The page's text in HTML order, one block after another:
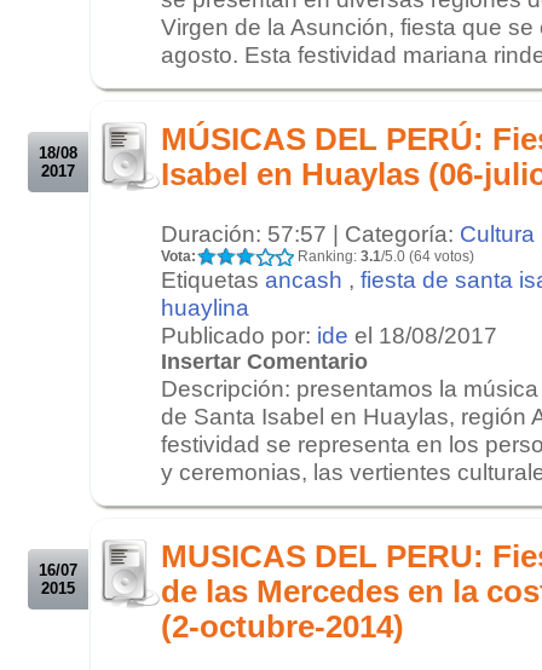
Virgen de la Asunción, fiesta que
agosto. Esta festividad mariana
18/08
2017
MÚSICAS DEL PERÚ:
Isabel en Huaylas (06-
Duración: 57:57 | Categoría: Cultura
Vota: Ranking: 3.1/5.0 (64 votos)
Etiquetas ancash , fiesta de santa
huaylina
Publicado por: ide el 18/08/2017
Insertar Comentario
Descripción: presentamos la
de Santa Isabel en Huaylas, región
festividad se representa en los
y ceremonias, las vertientes
16/07
2015
MUSICAS DEL PERU:
de las Mercedes en la
(2-octubre-2014)